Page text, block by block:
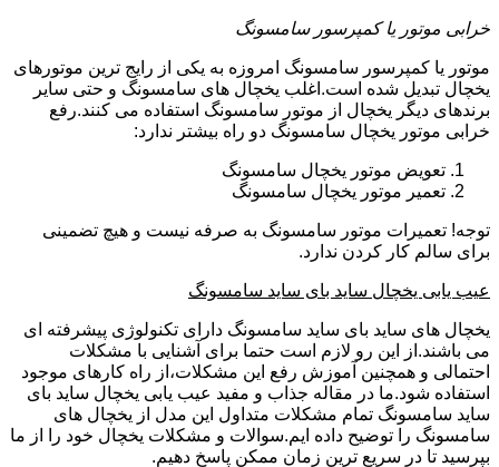
خرابی موتور یا کمپرسور سامسونگ
موتور یا کمپرسور سامسونگ امروزه به یکی از رایج ترین موتورهای
یخچال تبدیل شده است.اغلب یخچال های سامسونگ و حتی سایر
برندهای دیگر یخچال از موتور سامسونگ استفاده می کنند.رفع
خرابی موتور یخچال سامسونگ دو راه بیشتر ندارد:
تعویض موتور یخچال سامسونگ
تعمیر موتور یخچال سامسونگ
توجه! تعمیرات موتور سامسونگ به صرفه نیست و هیچ تضمینی
برای سالم کار کردن ندارد.
عیب یابی یخچال ساید بای ساید سامسونگ
یخچال های ساید بای ساید سامسونگ دارای تکنولوژی پیشرفته ای
می باشند.از این رو لازم است حتما برای آشنایی با مشکلات
احتمالی و همچنین آموزش رفع این مشکلات،از راه کارهای موجود
استفاده شود.ما در مقاله جذاب و مفید عیب یابی یخچال ساید بای
ساید سامسونگ تمام مشکلات متداول این مدل از یخچال های
سامسونگ را توضیح داده ایم.سوالات و مشکلات یخچال خود را از ما
بپرسید تا در سریع ترین زمان ممکن پاسخ دهیم.